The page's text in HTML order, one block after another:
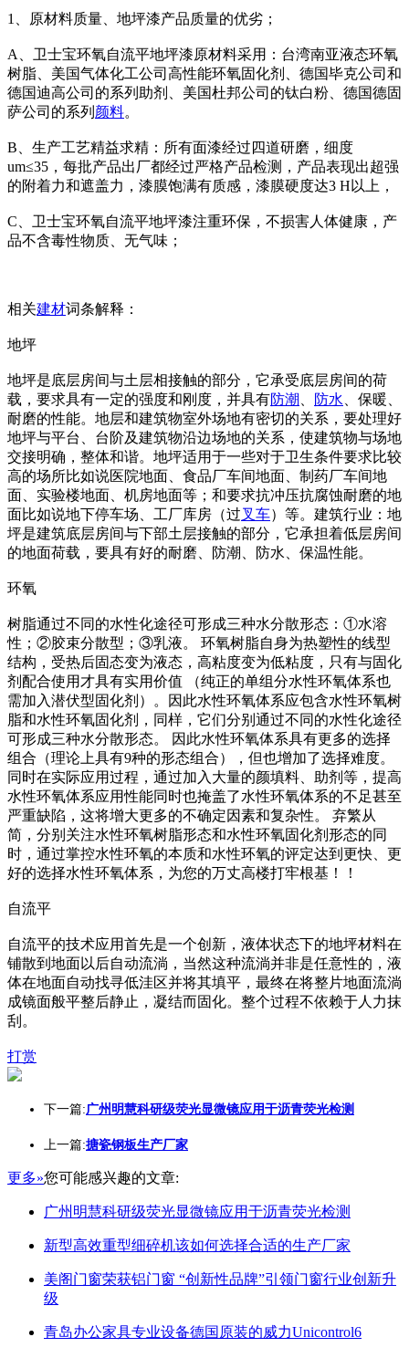
1、原材料质量、地坪漆产品质量的优劣；
A、卫士宝环氧自流平地坪漆原材料采用：台湾南亚液态环氧
树脂、美国气体化工公司高性能环氧固化剂、德国毕克公司和
德国迪高公司的系列助剂、美国杜邦公司的钛白粉、德国德固
萨公司的系列 颜料。
B、生产工艺精益求精：所有面漆经过四道研磨，细度
um≤35，每批产品出厂都经过严格产品检测，产品表现出超强
的附着力和遮盖力，漆膜饱满有质感，漆膜硬度达3 H以上，
C、卫士宝环氧自流平地坪漆注重环保，不损害人体健康，产
品不含毒性物质、无气味；
相关建材词条解释：
地坪
地坪是底层房间与土层相接触的部分，它承受底层房间的荷
载，要求具有一定的强度和刚度，并具有防潮 防水 、保暖、
耐磨的性能。地层和建筑物室外场地有密切的关系，要处理好
地坪与平台、台阶及建筑物沿边场地的关系，使建筑物与场地
交接明确，整体和谐。地坪适用于一些对于卫生条件要求比较
高的场所比如说医院地面、食品厂车间地面、制药厂车间地
面、实验楼地面、机房地面等；和要求抗冲压抗腐蚀耐磨的地
面比如说地下停车场、工厂库房（过叉车）等。建筑行业：地
坪是建筑底层房间与下部土层接触的部分，它承担着低层房间
的地面荷载，要具有好的耐磨、防潮、防水、保温性能。
环氧
树脂通过不同的水性化途径可形成三种水分散形态：①水溶
性；②胶束分散型；③乳液。 环氧树脂自身为热塑性的线型
结构，受热后固态变为液态，高粘度变为低粘度，只有与固化
剂配合使用才具有实用价值 （纯正的单组分水性环氧体系也
需加入潜伏型固化剂）。因此水性环氧体系应包含水性环氧树
脂和水性环氧固化剂，同样，它们分别通过不同的水性化途径
可形成三种水分散形态。 因此水性环氧体系具有更多的选择
组合（理论上具有9种的形态组合），但也增加了选择难度。
同时在实际应用过程，通过加入大量的颜填料、助剂等，提高
水性环氧体系应用性能同时也掩盖了水性环氧体系的不足甚至
严重缺陷，这将增大更多的不确定因素和复杂性。 弃繁从
简，分别关注水性环氧树脂形态和水性环氧固化剂形态的同
时，通过掌控水性环氧的本质和水性环氧的评定达到更快、更
好的选择水性环氧体系，为您的万丈高楼打牢根基！！
自流平
自流平的技术应用首先是一个创新，液体状态下的地坪材料在
铺散到地面以后自动流淌，当然这种流淌并非是任意性的，液
体在地面自动找寻低洼区并将其填平，最终在将整片地面流淌
成镜面般平整后静止，凝结而固化。整个过程不依赖于人力抹
刮。
打赏
下一篇:广州明慧科研级荧光显微镜应用于沥青荧光检测
上一篇:搪瓷钢板生产厂家
更多»您可能感兴趣的文章:
广州明慧科研级荧光显微镜应用于沥青荧光检测
新型高效重型细碎机该如何选择合适的生产厂家
美阁门窗荣获铝门窗 “创新性品牌”引领门窗行业创新升
级
青岛办公家具专业设备德国原装的威力Unicontrol6